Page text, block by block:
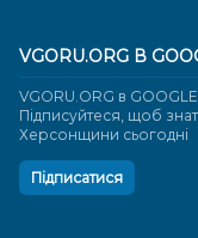
VGORU.ORG В
VGORU.ORG в
Підписуйтеся, щоб
Херсонщини сьогодні
Підписатися